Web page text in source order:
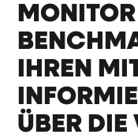
IHREN
ÜBER DIE